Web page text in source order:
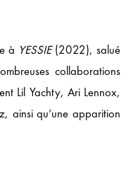
à YESSIE(2022), salué
collaborations
Lil Yachty, Ari Lennox,
ainsi qu’une apparition